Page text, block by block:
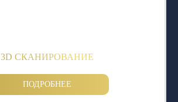
3D СКАНИРОВАНИЕ
ПОДРОБНЕЕ